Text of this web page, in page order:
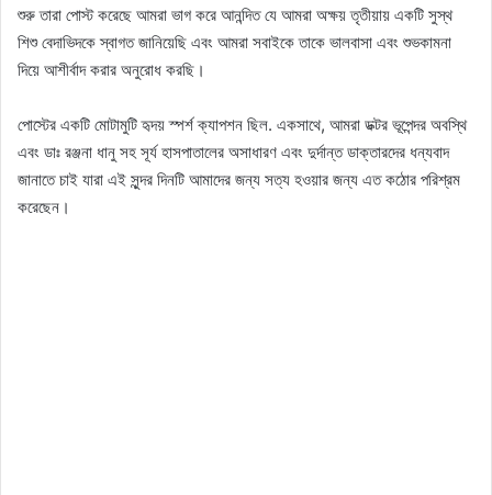
শুরু তারা পোস্ট করেছে আমরা ভাগ করে আনন্দিত যে আমরা অক্ষয় তৃতীয়ায় একটি সুস্থ
শিশু বেদাভিদকে স্বাগত জানিয়েছি এবং আমরা সবাইকে তাকে ভালবাসা এবং শুভকামনা
দিয়ে আশীর্বাদ করার অনুরোধ করছি।
পোস্টের একটি মোটামুটি হৃদয় স্পর্শ ক্যাপশন ছিল. একসাথে, আমরা ডক্টর ভূপেন্দর অবস্থি
এবং ডাঃ রঞ্জনা ধানু সহ সূর্য হাসপাতালের অসাধারণ এবং দুর্দান্ত ডাক্তারদের ধন্যবাদ
জানাতে চাই যারা এই সুন্দর দিনটি আমাদের জন্য সত্য হওয়ার জন্য এত কঠোর পরিশ্রম
করেছেন।